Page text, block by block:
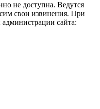
не доступна. Ведутся
свои извинения. При
администрации сайта: